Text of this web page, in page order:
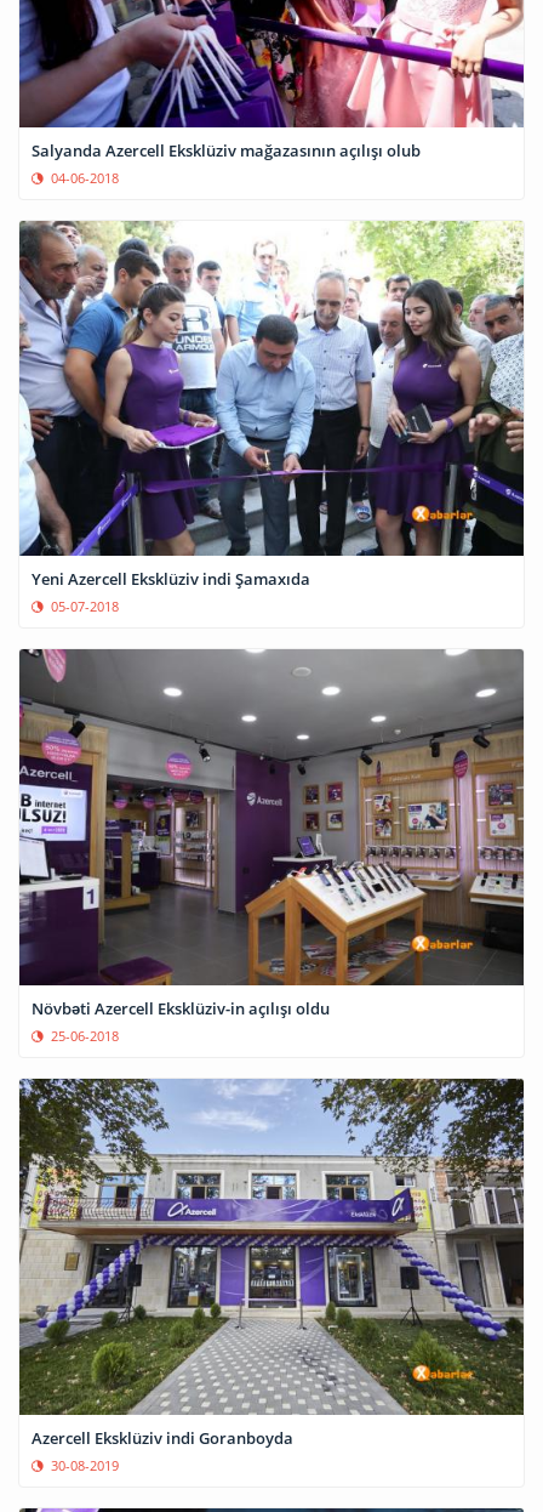
Salyanda Azercell Eksklüziv mağazasının açılışı olub
04-06-2018
Yeni Azercell Eksklüziv indi Şamaxıda
05-07-2018
Növbəti Azercell Eksklüziv-in açılışı oldu
25-06-2018
Azercell Eksklüziv indi Goranboyda
30-08-2019